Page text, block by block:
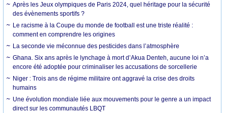
Après les Jeux olympiques de Paris 2024, quel héritage pour la sécurité
des évènements sportifs ?
Le racisme à la Coupe du monde de football est une triste réalité :
comment en comprendre les origines
La seconde vie méconnue des pesticides dans l’atmosphère
Ghana. Six ans après le lynchage à mort d’Akua Denteh, aucune loi n’a
encore été adoptée pour criminaliser les accusations de sorcellerie
Niger : Trois ans de régime militaire ont aggravé la crise des droits
humains
Une évolution mondiale liée aux mouvements pour le genre a un impact
direct sur les communautés LBQT